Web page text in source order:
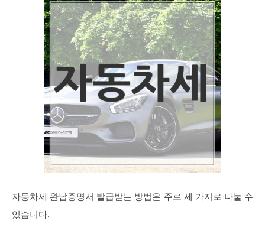
자동차세 완납증명서 발급받는 방법은 주로 세 가지로 나눌 수
있습니다.